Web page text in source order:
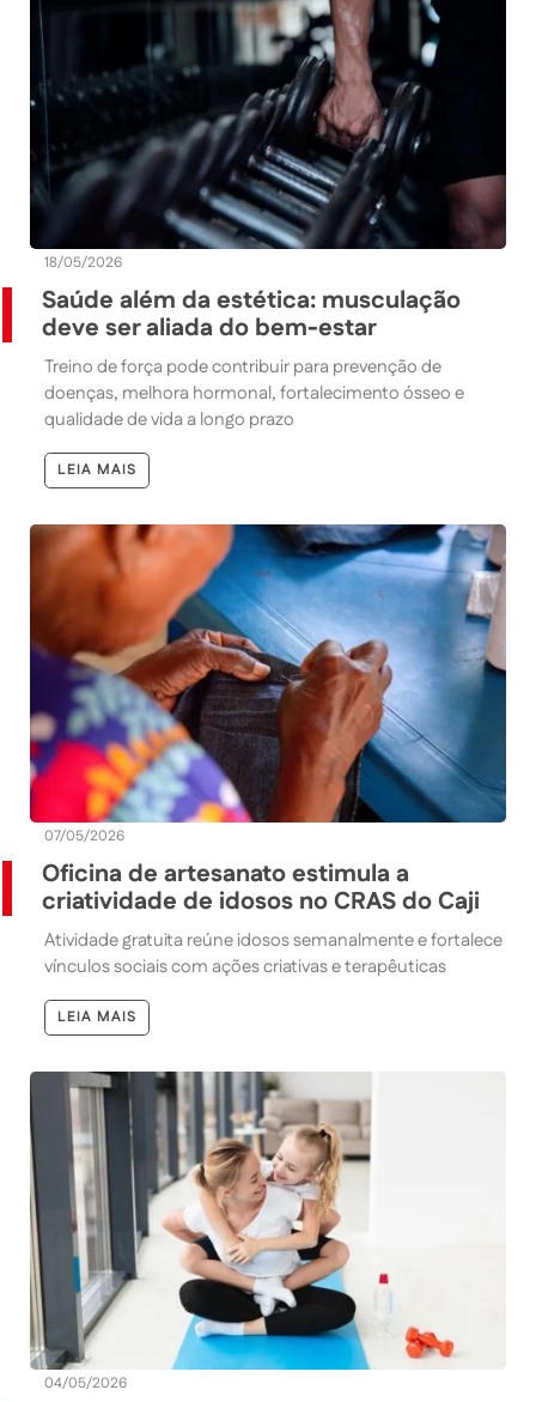
18/05/2026
Saúde além da estética: musculação
deve ser aliada do bem-estar
Treino de força pode contribuir para prevenção de
doenças, melhora hormonal, fortalecimento ósseo e
qualidade de vida a longo prazo
LEIA MAIS
07/05/2026
Oficina de artesanato estimula a
criatividade de idosos no CRAS do Caji
Atividade gratuita reúne idosos semanalmente e fortalece
vínculos sociais com ações criativas e terapêuticas
LEIA MAIS
04/05/2026